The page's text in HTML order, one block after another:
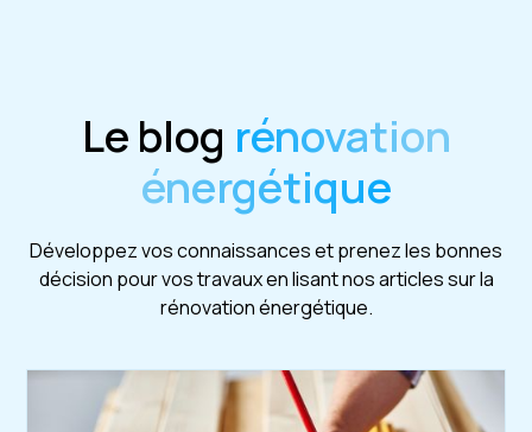
Le blog rénovation
énergétique
Développez vos connaissances et prenez les bonnes
décision pour vos travaux en lisant nos articles sur la
rénovation énergétique.